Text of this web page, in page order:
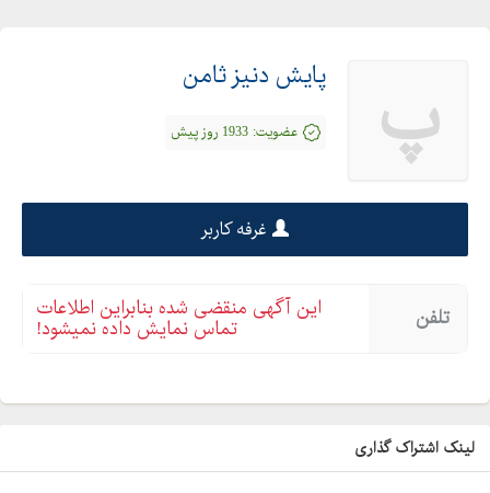
پ پایش دنیز ثامن
عضویت: 1933 روز پیش
غرفه کاربر
تلفن این آگهی منقضی شده بنابراین اطلاعات
تماس نمایش داده نمیشود!
لینک اشتراک گذاری